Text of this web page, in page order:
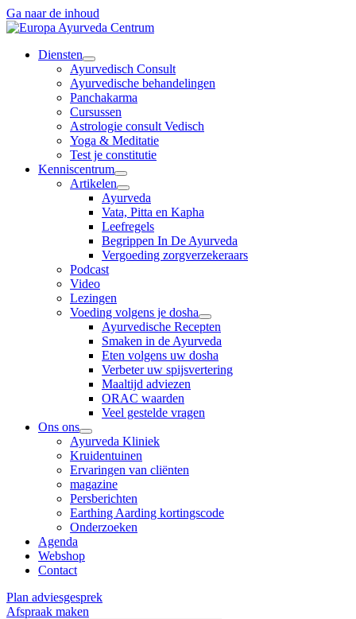
Ga naar de inhoud
Diensten
Ayurvedisch Consult
Ayurvedische behandelingen
Panchakarma
Cursussen
Astrologie consult Vedisch
Yoga & Meditatie
Test je constitutie
Kenniscentrum
Artikelen
Ayurveda
Vata, Pitta en Kapha
Leefregels
Begrippen In De Ayurveda
Vergoeding zorgverzekeraars
Podcast
Video
Lezingen
Voeding volgens je dosha
Ayurvedische Recepten
Smaken in de Ayurveda
Eten volgens uw dosha
Verbeter uw spijsvertering
Maaltijd adviezen
ORAC waarden
Veel gestelde vragen
Ons ons
Ayurveda Kliniek
Kruidentuinen
Ervaringen van cliënten
magazine
Persberichten
Earthing Aarding kortingscode
Onderzoeken
Agenda
Webshop
Contact
Plan adviesgesprek
Afspraak maken